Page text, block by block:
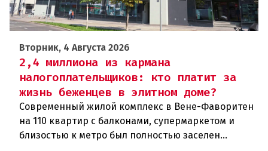
Вторник, 4 Августа 2026
2,4 миллиона из кармана
налогоплательщиков: кто платит за
жизнь беженцев в элитном доме?
Современный жилой комплекс в Вене-Фаворитен
на 110 квартир с балконами, супермаркетом и
близостью к метро был полностью заселен